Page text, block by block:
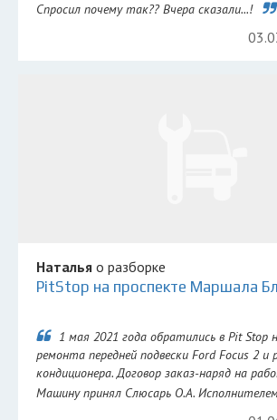
Спросил почему так?? Вчера сказали...!
Наталья о разборке
PitStop на проспекте Маршала
1 мая 2021 года обратились в Pit Stop
ремонта передней подвески Ford Focus 2 и
кондиционера. Договор заказ-наряд на
Машину принял Слюсарь О.А.